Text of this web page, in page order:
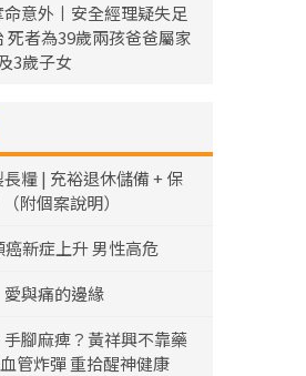
意外丨安全經理疑失足
死者為39歲兩孩爸爸屬家
3歲子女
糧 | 充裕退休儲備 + 保
附個案說明）
新症上升 男性高危
愛與痛的邊緣
腳麻痺？黃祥興不靠藥
管炸彈 重拾醒神健康